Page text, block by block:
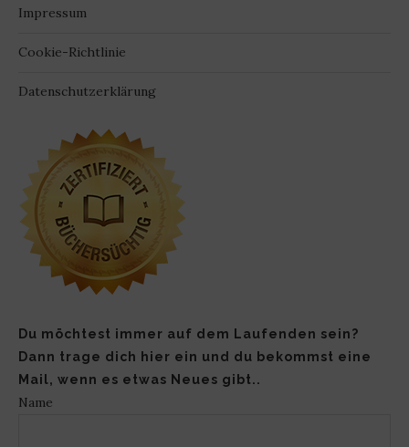
Impressum
Cookie-Richtlinie
Datenschutzerklärung
Du möchtest immer auf dem Laufenden sein?
Dann trage dich hier ein und du bekommst eine
Mail, wenn es etwas Neues gibt..
Name